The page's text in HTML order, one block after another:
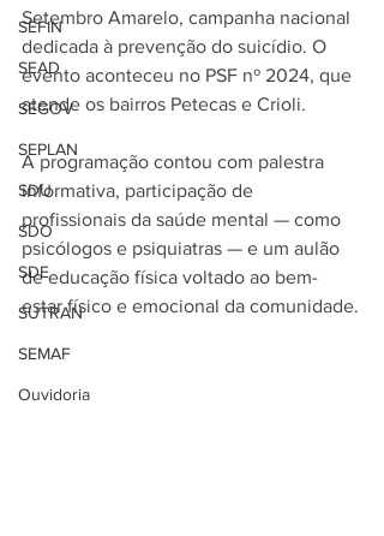
SEFIN
SEAD
SEGOV
SEPLAN
SDU
SDO
SDE
SUTRAN
SEMAF
Ouvidoria
Setembro Amarelo, campanha nacional
dedicada à prevenção do suicídio. O
evento aconteceu no PSF nº 2024, que
atende os bairros Petecas e Crioli.
A programação contou com palestra
informativa, participação de
profissionais da saúde mental — como
psicólogos e psiquiatras — e um aulão
de educação física voltado ao bem-
estar físico e emocional da comunidade.